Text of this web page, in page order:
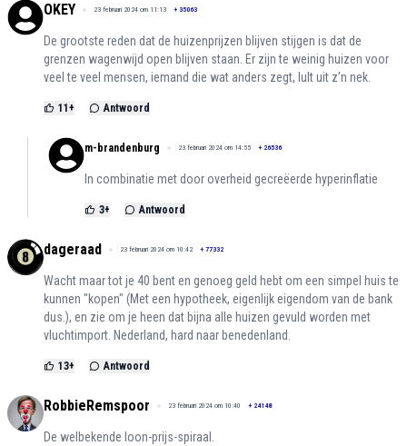
OKEY 23 februari 2024 om 11:13 + 35063
De grootste reden dat de huizenprijzen blijven stijgen is dat de
grenzen wagenwijd open blijven staan. Er zijn te weinig huizen voor
veel te veel mensen, iemand die wat anders zegt, lult uit z’n nek.
11 + Antwoord
m-brandenburg 23 februari 2024 om 14:55 + 26536
In combinatie met door overheid gecreëerde hyperinflatie
3+ Antwoord
dageraad 23 februari 2024 om 10:42 + 77332
Wacht maar tot je 40 bent en genoeg geld hebt om een simpel huis te
kunnen "kopen" (Met een hypotheek, eigenlijk eigendom van de bank
dus.), en zie om je heen dat bijna alle huizen gevuld worden met
vluchtimport. Nederland, hard naar benedenland.
13+ Antwoord
RobbieRemspoor 23 februari 2024 om 10:40 + 24148
De welbekende loon-prijs-spiraal.